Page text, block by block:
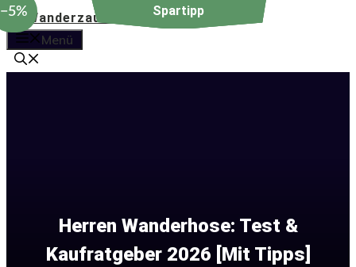
Zum
Inhalt
springen
Menü
Herren Wanderhose: Test &
Kaufratgeber 2026 [Mit Tipps]
−5%